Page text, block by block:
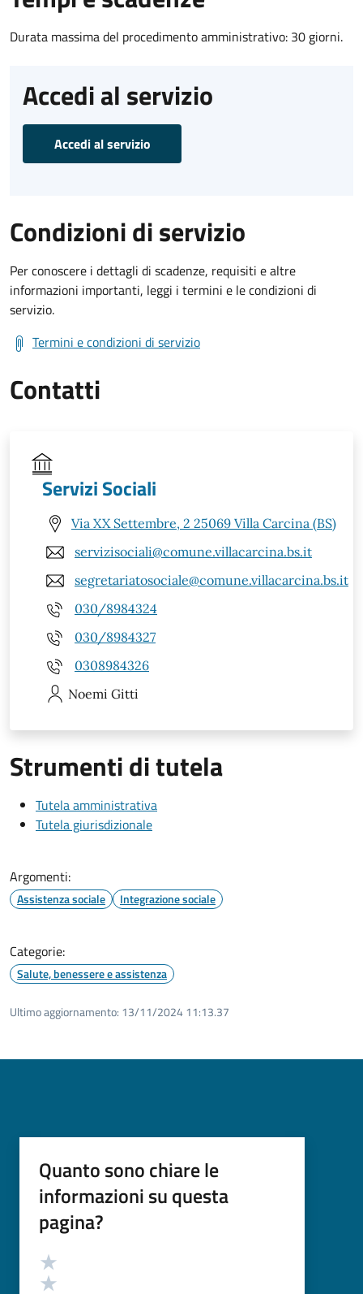
Durata massima del procedimento amministrativo: 30 giorni.
Accedi al servizio
Accedi al servizio
Condizioni di servizio
Per conoscere i dettagli di scadenze, requisiti e altre
informazioni importanti, leggi i termini e le condizioni di
servizio.
Termini e condizioni di servizio
Contatti
Servizi Sociali
Via XX Settembre, 2 25069 Villa Carcina (BS)
servizisociali@comune.villacarcina.bs.it
segretariatosociale@comune.villacarcina.bs.it
030/8984324
030/8984327
0308984326
Noemi Gitti
Strumenti di tutela
Tutela amministrativa
Tutela giurisdizionale
Argomenti:
Assistenza sociale Integrazione sociale
Categorie:
Salute, benessere e assistenza
Ultimo aggiornamento: 13/11/2024 11:13.37
Quanto sono chiare le
informazioni su questa
pagina?
Valutazione